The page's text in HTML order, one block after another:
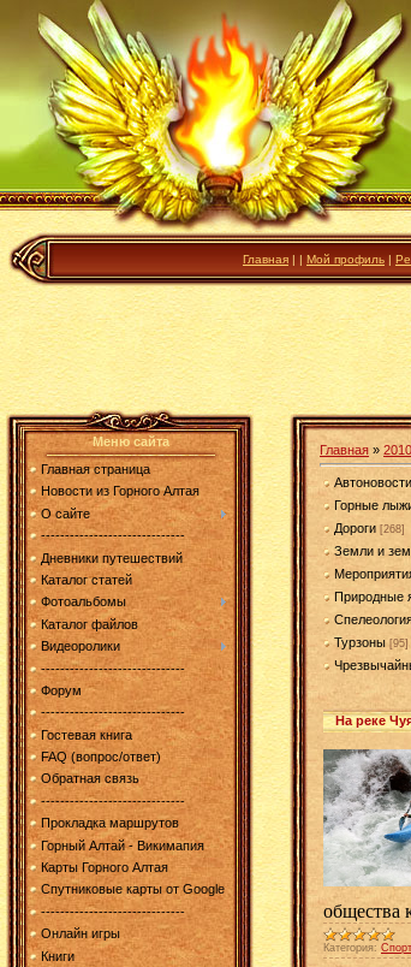
Главная | | Мой профиль |
Меню сайта
Главная страница
Новости из Горного Алтая
О сайте
------------------------------
Дневники путешествий
Каталог статей
Фотоальбомы
Каталог файлов
Видеоролики
------------------------------
Форум
------------------------------
Гостевая книга
FAQ (вопрос/ответ)
Обратная связь
------------------------------
Прокладка маршрутов
Горный Алтай - Викимапия
Карты Горного Алтая
Спутниковые карты от Google
------------------------------
Онлайн игры
Книги
Главная » 2010
Автоновости
Горные
Дороги [268]
Земли и
Природные
Турзоны [95]
На реке
общества
Категория: